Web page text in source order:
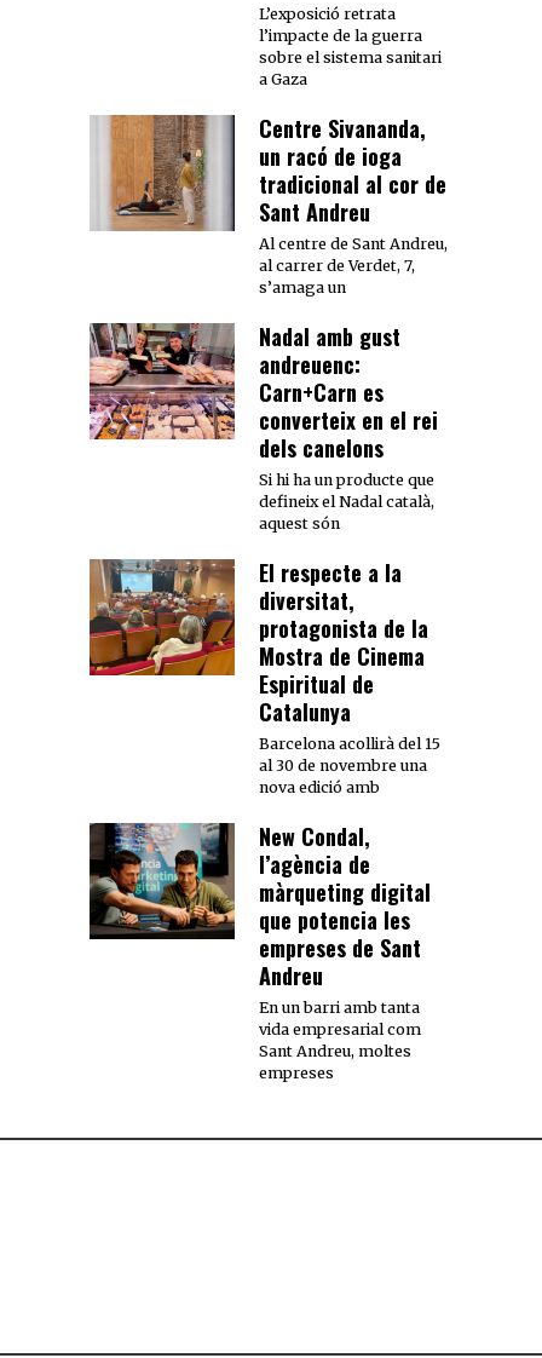
L’exposició retrata
l’impacte de la guerra
sobre el sistema sanitari
a Gaza
Centre Sivananda,
un racó de ioga
tradicional al cor de
Sant Andreu
Al centre de Sant Andreu,
al carrer de Verdet, 7,
s’amaga un
Nadal amb gust
andreuenc:
Carn+Carn es
converteix en el rei
dels canelons
Si hi ha un producte que
defineix el Nadal català,
aquest són
El respecte a la
diversitat,
protagonista de la
Mostra de Cinema
Espiritual de
Catalunya
Barcelona acollirà del 15
al 30 de novembre una
nova edició amb
New Condal,
l’agència de
màrqueting digital
que potencia les
empreses de Sant
Andreu
En un barri amb tanta
vida empresarial com
Sant Andreu, moltes
empreses